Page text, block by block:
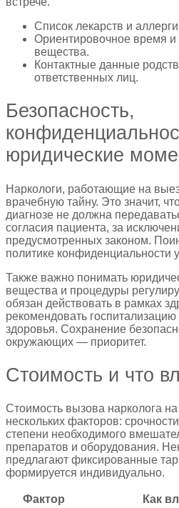
Список лекарств и
Ориентировочное время и
вещества.
Контактные данные
ответственных лиц.
Безопасность,
юридические
Наркологи, работающие на
врачебную тайну. Это значит,
диагнозе не должна
согласия пациента, за
предусмотренных законом.
политике конфиденциальности
Также важно понимать
вещества и процедуры
обязан действовать в рамках
рекомендовать
здоровья. Сохранение
окружающих — приоритет.
Стоимость и что
Стоимость вызова нарколога
нескольких факторов:
степени необходимого
препаратов и оборудования.
предлагают фиксированные
формируется индивидуально.
Фактор
Как